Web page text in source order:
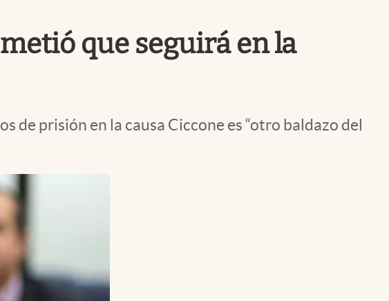
que seguirá en la
de prisión en la causa Ciccone es “otro baldazo del